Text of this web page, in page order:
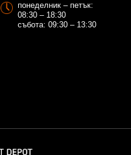
понеделник – петък:
08:30 – 18:30
събота: 09:30 – 13:30